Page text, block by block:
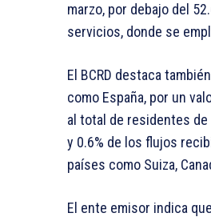
marzo, por debajo del
servicios, donde se
El BCRD destaca
como España, por un
al total de residentes de
y 0.6% de los flujos
países como Suiza,
El ente emisor indica